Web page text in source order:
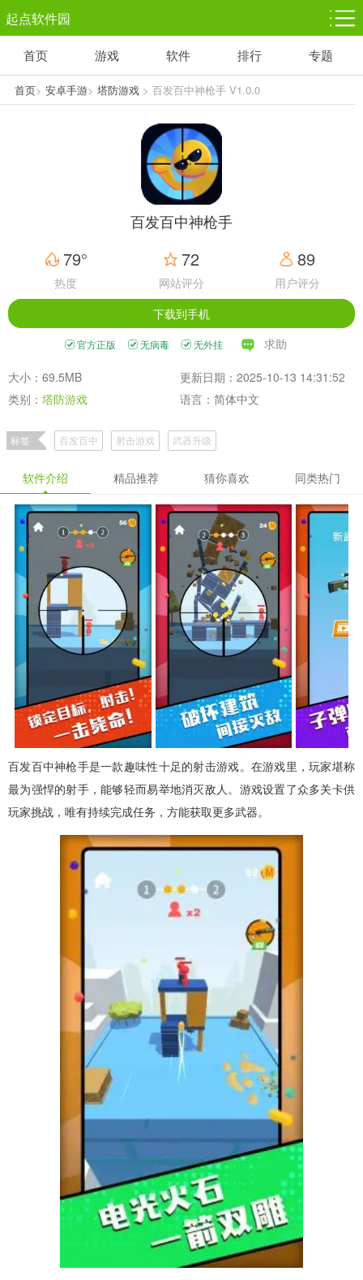
起点软件园
塔防游戏
1千+款游戏
休闲益智
1万+款游戏
体育竞技
5百+款游戏
赛车竞速
3百+款游戏
首页 游戏 软件 排行 专题
首页> 安卓手游> 塔防游戏> 百发百中神枪手 V1.0.0
百发百中神枪手
79°
热度
72
网站评分
89
用户评分
下载到手机
官方正版 无病毒 无外挂 求助
大小：69.5MB
更新日期：2025-10-13 14:31:52
类别： 塔防游戏 语言：简体中文
标签 百发百中 射击游戏 武器升级
软件介绍 精品推荐 猜你喜欢 同类热门
百发百中神枪手是一款趣味性十足的射击游戏。在游戏里，玩家堪称
最为强悍的射手，能够轻而易举地消灭敌人。游戏设置了众多关卡供
玩家挑战，唯有持续完成任务，方能获取更多武器。